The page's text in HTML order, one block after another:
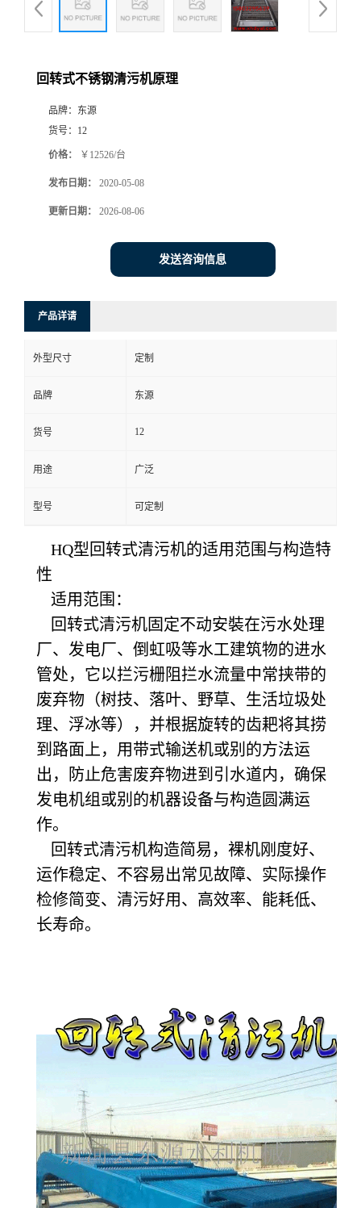
回转式不锈钢清污机原理
品牌： 东源
货号： 12
价格： ￥12526/台
发布日期： 2020-05-08
更新日期： 2026-08-06
发送咨询信息
产品详请
外型尺寸 定制
品牌 东源
货号 12
用途 广泛
型号 可定制
HQ型回转式清污机的适用范围与构造特
性
适用范围：
回转式清污机固定不动安裝在污水处理
厂、发电厂、倒虹吸等水工建筑物的进水
管处，它以拦污栅阻拦水流量中常挟带的
废弃物（树技、落叶、野草、生活垃圾处
理、浮冰等），并根据旋转的齿耙将其捞
到路面上，用带式输送机或别的方法运
出，防止危害废弃物进到引水道内，确保
发电机组或别的机器设备与构造圆满运
作。
回转式清污机构造简易，裸机刚度好、
运作稳定、不容易出常见故障、实际操作
检修简变、清污好用、高效率、能耗低、
长寿命。